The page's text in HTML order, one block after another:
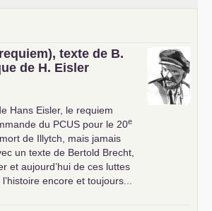
texte de B.
de H. Eisler
Hans Eisler, le requiem
du PCUS pour le 20e
de Illytch, mais jamais
un texte de Bertold Brecht,
et aujourd’hui de ces luttes
encore et toujours...